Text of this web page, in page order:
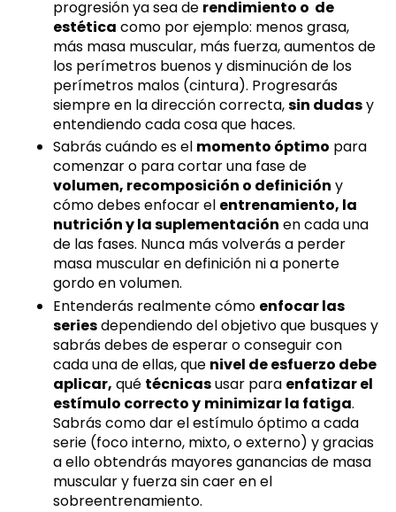
progresión ya sea de rendimiento o de
estética como por ejemplo: menos grasa,
más masa muscular, más fuerza, aumentos de
los perímetros buenos y disminución de los
perímetros malos (cintura). Progresarás
siempre en la dirección correcta,sin dudasy
entendiendo cada cosa que haces.
Sabrás cuándo es el momento óptimo para
comenzar o para cortar una fase de
volumen, recomposición o definición y
cómo debes enfocar el entrenamiento, la
nutrición y la suplementación en cada una
de las fases. Nunca más volverás a perder
masa muscular en definición ni a ponerte
gordo en volumen.
Entenderás realmente cómo enfocar las
seriesdependiendo del objetivo que busques y
sabrás debes de esperar o conseguir con
cada una de ellas, que nivel de esfuerzo debe
aplicar, qué técnicasusar para enfatizar el
estímulo correcto y minimizar la fatiga.
Sabrás como dar el estímulo óptimo a cada
serie (foco interno, mixto, o externo) y gracias
a ello obtendrás mayores ganancias de masa
muscular y fuerza sin caer en el
sobreentrenamiento.